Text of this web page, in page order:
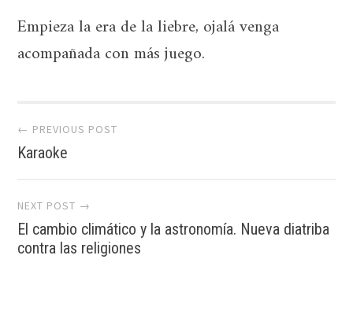
Empieza la era de la liebre, ojalá venga
acompañada con más juego.
Post
navigation
← PREVIOUS POST
Karaoke
NEXT POST →
El cambio climático y la astronomía. Nueva diatriba
contra las religiones